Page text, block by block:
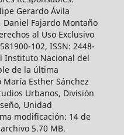
Gerardo Ávila
Daniel Fajardo Montaño
al Uso Exclusivo
102, ISSN: 2448-
Instituto Nacional del
de la última
Esther Sánchez
Urbanos, División
Unidad
modificación: 14 de
5.70 MB.